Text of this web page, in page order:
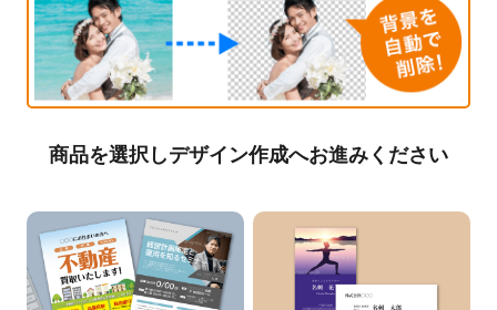
商品を選択しデザイン作成へお進みください